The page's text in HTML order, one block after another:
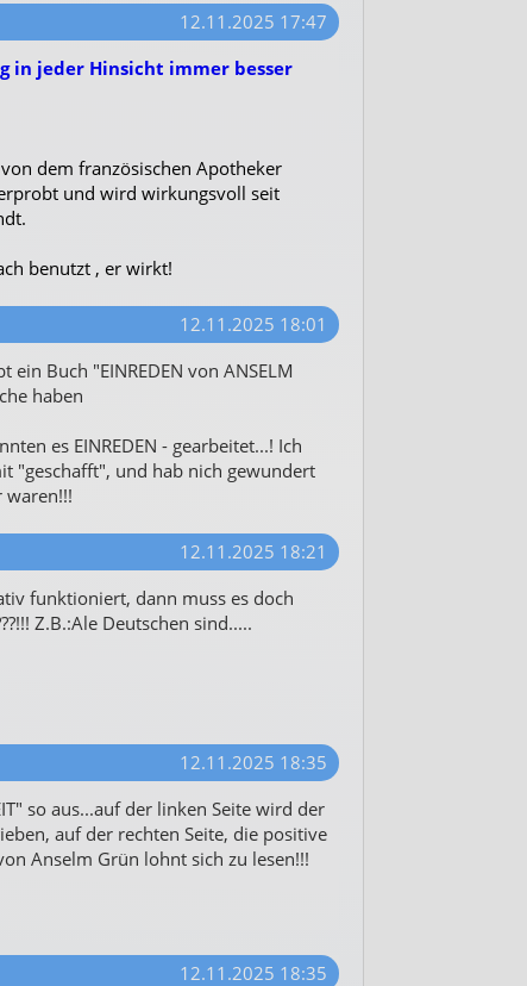
12.11.2025 17:47
in jeder Hinsicht immer besser
dem französischen Apotheker
und wird wirkungsvoll seit
benutzt , er wirkt!
12.11.2025 18:01
ein Buch "EINREDEN von ANSELM
haben
es EINREDEN - gearbeitet...! Ich
"geschafft", und hab nich gewundert
waren!!!
12.11.2025 18:21
funktioniert, dann muss es doch
Z.B.:Ale Deutschen sind.....
12.11.2025 18:35
so aus...auf der linken Seite wird der
auf der rechten Seite, die positive
Anselm Grün lohnt sich zu lesen!!!
12.11.2025 18:35